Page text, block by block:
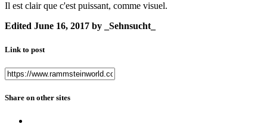
Il est clair que c'est puissant, comme visuel.
Edited June 16, 2017 by _Sehnsucht_
Link to post
Share on other sites